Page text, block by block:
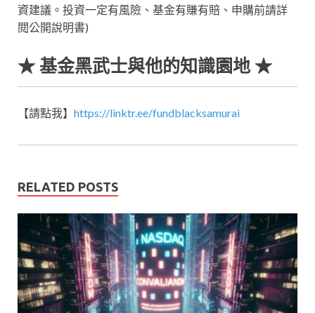
資建議。投資一定有風險、基金有賺有賠、申購前請詳
閱公開說明書)
★ 基金黑武士與他的知識園地 ★
【請點我】 https://linktr.ee/fundblacksamurai
RELATED POSTS